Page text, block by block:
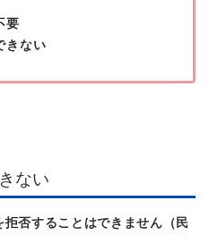
要
きない
ない
否することはできません（民